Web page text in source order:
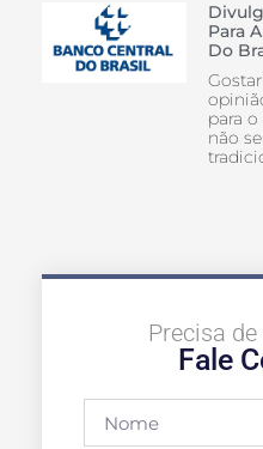
Para
Do
para
não
Precisa
Fale